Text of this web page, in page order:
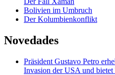
Bolivien im Umbruch
Der Kolumbienkonflikt
Novedades
Präsident Gustavo Petro
Invasion der USA und